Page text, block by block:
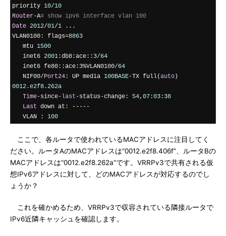
priority 10/10
Router-A# show ipv6 interface vlan 100
Date 2012/01/1
...
VLAN0100 : flags=8863
   mtu
1500
   inet6
2001 :db8 :ace :: 3/64
   inet6 fe80
::ace : 3%VLAN0100/64
   NIF00
/Port24 : UP media 100BASE-TX full(auto )
0012.e2f8.262a
Time-since- last -status-change : 54, 07 :03 : 38
Last down at :
-----
   VLAN
: 100
ここで、各ルータで使われているMACアドレスに注目してく
ださい。ルータAのMACアドレスは“0012.e2f8.406f”、ルータBの
MACアドレスは“0012.e2f8.262a”です。VRRPv3で共有される仮
想IPv6アドレスに対して、どのMACアドレスが対応するのでし
ょうか？
これを確かめるため、VRRPv3で収容されている隣接ルータで
IPv6近隣キャッシュを確認します。